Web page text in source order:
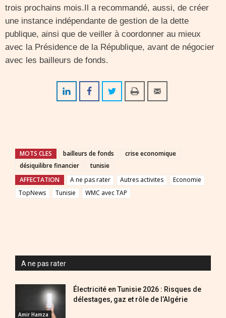
trois prochains mois.Il a recommandé, aussi, de créer
une instance indépendante de gestion de la dette
publique, ainsi que de veiller à coordonner au mieux
avec la Présidence de la République, avant de négocier
avec les bailleurs de fonds.
MOTS CLES bailleurs de fonds
crise economique
désiquilibre financier
tunisie
AFFECTATION
A ne pas rater Autres activites
Economie
TopNews
Tunisie WMC avec TAP
A ne pas rater
Amir Hamza
Électricité en Tunisie 2026 : Risques de
délestages, gaz et rôle de l’Algérie